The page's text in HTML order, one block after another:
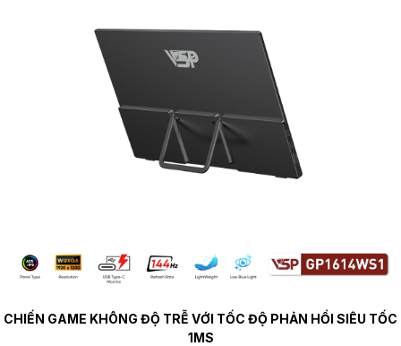
CHIẾN GAME KHÔNG ĐỘ TRỄ VỚI TỐC ĐỘ PHẢN HỒI SIÊU TỐC
1MS